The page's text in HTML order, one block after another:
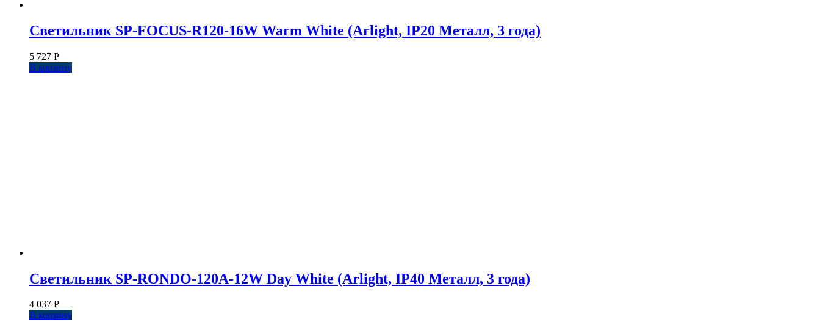
Светильник SP-FOCUS-R120-16W Warm White (Arlight, IP20 Металл, 3 года)
5 727 Р
В корзину
Светильник SP-RONDO-120A-12W Day White (Arlight, IP40 Металл, 3 года)
4 037 Р
В корзину